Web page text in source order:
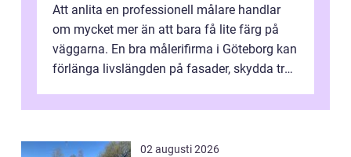
Att anlita en professionell målare handlar
om mycket mer än att bara få lite färg på
väggarna. En bra målerifirma i Göteborg kan
förlänga livslängden på fasader, skydda trä
02 augusti 2026